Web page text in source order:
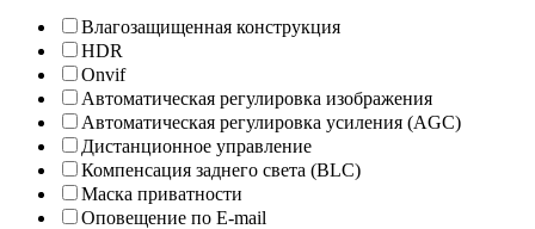
Влагозащищенная конструкция
HDR
Onvif
Автоматическая регулировка изображения
Автоматическая регулировка усиления (AGC)
Дистанционное управление
Компенсация заднего света (BLC)
Маска приватности
Оповещение по E-mail